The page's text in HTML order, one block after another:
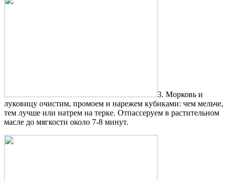
3. Морковь и
луковицу очистим, промоем и нарежем кубиками: чем мельче,
тем лучше или натрем на терке. Отпассеруем в растительном
масле до мягкости около 7-8 минут.